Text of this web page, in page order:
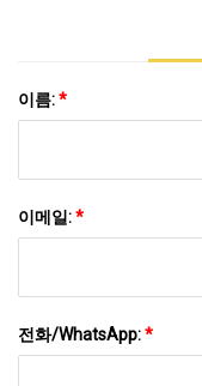
이름:*
이메일:*
전화/WhatsApp:*